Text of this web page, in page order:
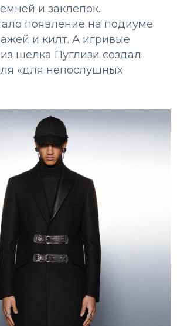
и заклепок.
появление на подиуме
и килт. А игривые
шелка Пуглизи создал
«для непослушных